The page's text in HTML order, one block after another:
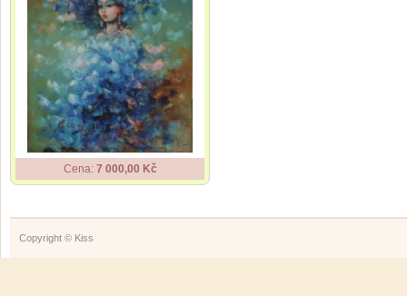
Cena: 7 000,00 Kč
Copyright © Kiss